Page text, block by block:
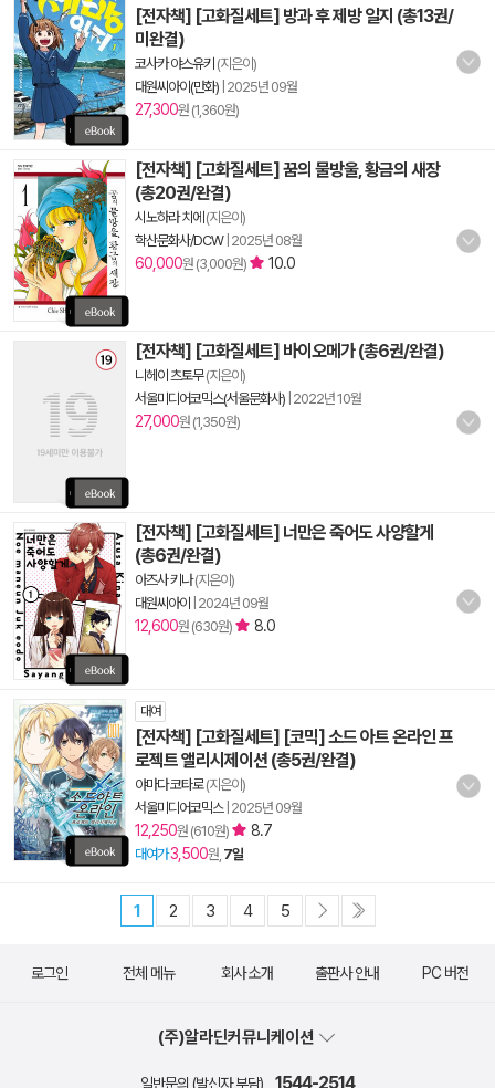
[전자책] [고화질세트] 방과 후 제방 일지 (총13권/
미완결)
코사카 야스유키 (지은이)
대원씨아이(만화) 2025년 09월
27,300원 (1,360원)
[전자책] [고화질세트] 꿈의 물방울, 황금의 새장
(총20권/완결)
시노하라 치에 (지은이)
학산문화사/DCW| 2025년 08월
60,000원 (3,000원) 10.0
[전자책] [고화질세트] 바이오메가 (총6권/완결)
니헤이 츠토무(지은이)
서울미디어코믹스(서울문화사) 2022년 10월
27,000원 (1,350원)
[전자책] [고화질세트] 너만은 죽어도 사양할게
(총6권/완결)
아즈사 키나(지은이)
대원씨아이
2024년 09월
12,600원 (630원) 8.0
대여
[전자책] [고화질세트] [코믹] 소드 아트 온라인 프
로젝트 앨리시제이션 (총5권/완결)
야마다 코타로(지은이)
서울미디어코믹스| 2025년 09월
12,250원 (610원) 8.7
대여가3,500원, 7일
1 2 3 4 5
로그인 전체 메뉴 회사 소개 출판사 안내 PC 버전
(주)알라딘커뮤니케이션
일반문의 (발신자 부담) 1544-2514